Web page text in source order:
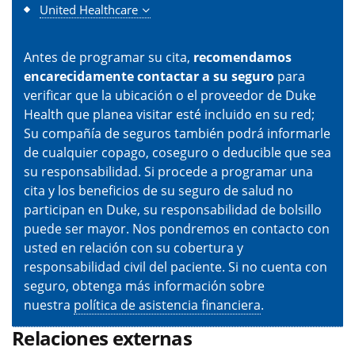
United Healthcare
Antes de programar su cita, recomendamos
encarecidamente contactar a su seguro para
verificar que la ubicación o el proveedor de Duke
Health que planea visitar esté incluido en su red;
Su compañía de seguros también podrá informarle
de cualquier copago, coseguro o deducible que sea
su responsabilidad. Si procede a programar una
cita y los beneficios de su seguro de salud no
participan en Duke, su responsabilidad de bolsillo
puede ser mayor. Nos pondremos en contacto con
usted en relación con su cobertura y
responsabilidad civil del paciente. Si no cuenta con
seguro, obtenga más información sobre
nuestra política de asistencia financiera.
Relaciones externas